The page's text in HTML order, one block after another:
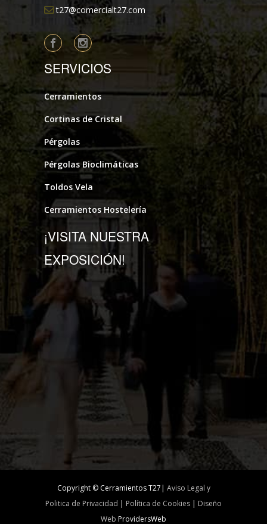
t27@comercialt27.com
SERVICIOS
Cerramientos
Cortinas de Cristal
Pérgolas
Pérgolas Bioclimáticas
Toldos Vela
Cerramientos Hostelería
¡VISITA NUESTRA
EXPOSICIÓN!
Copyright © Cerramientos T27| Aviso Legal y
Politica de Privacidad | Política de Cookies | Diseño
Web ProvidersWeb